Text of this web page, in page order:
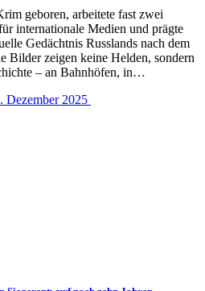
geboren, arbeitete fast zwei
internationale Medien und prägte
Gedächtnis Russlands nach dem
Bilder zeigen keine Helden, sondern
– an Bahnhöfen, in…
Dezember 2025